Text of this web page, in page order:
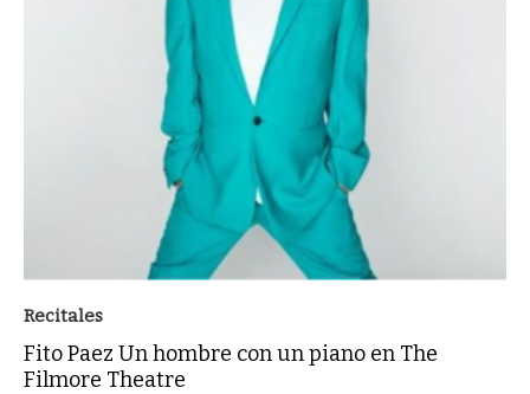
Recitales
Fito Paez Un hombre con un piano en The
Filmore Theatre